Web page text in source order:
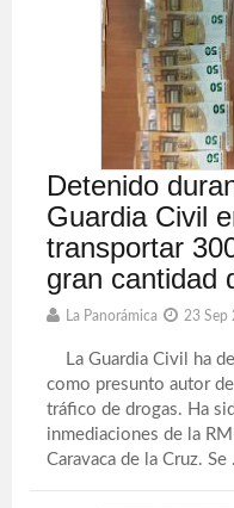
Detenido
Guardia Civil
transportar
gran cantidad
La Panorámica 23 Sep
La Guardia Civil ha
como presunto autor
tráfico de drogas. Ha
inmediaciones de la
Caravaca de la Cruz. Se